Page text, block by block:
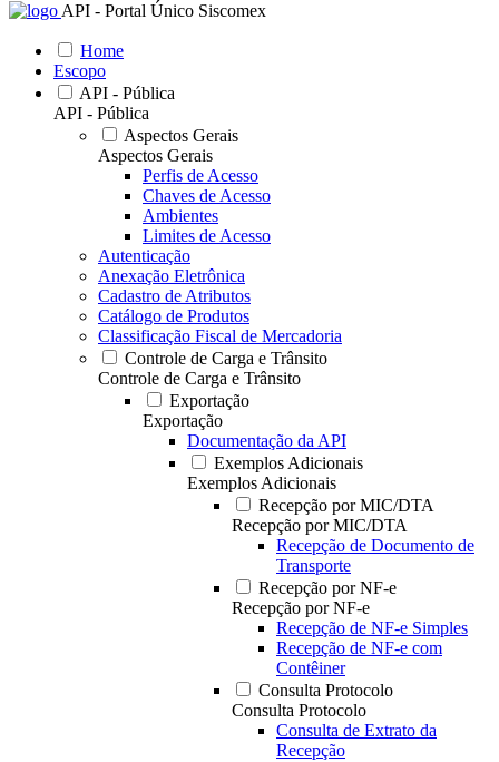
API - Portal Único Siscomex
Home
Escopo
API - Pública
API - Pública
Aspectos Gerais
Aspectos Gerais
Perfis de Acesso
Chaves de Acesso
Ambientes
Limites de Acesso
Autenticação
Anexação Eletrônica
Cadastro de Atributos
Catálogo de Produtos
Classificação Fiscal de Mercadoria
Controle de Carga e Trânsito
Controle de Carga e Trânsito
Exportação
Exportação
Documentação da API
Exemplos Adicionais
Exemplos Adicionais
Recepção por MIC/DTA
Recepção por MIC/DTA
Recepção de Documento de
Transporte
Recepção por NF-e
Recepção por NF-e
Recepção de NF-e Simples
Recepção de NF-e com
Contêiner
Consulta Protocolo
Consulta Protocolo
Consulta de Extrato da
Recepção